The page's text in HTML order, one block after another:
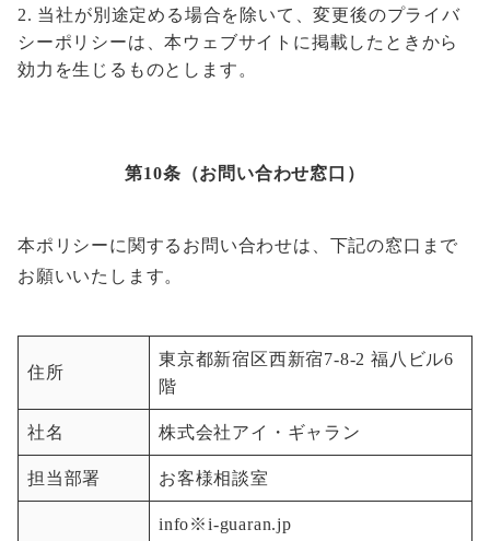
当社が別途定める場合を除いて、変更後のプライバ
シーポリシーは、本ウェブサイトに掲載したときから
効力を生じるものとします。
第10条（お問い合わせ窓口）
本ポリシーに関するお問い合わせは、下記の窓口まで
お願いいたします。
住所
東京都新宿区西新宿7-8-2 福八ビル6
階
社名 株式会社アイ・ギャラン
担当部署 お客様相談室
info※i-guaran.jp